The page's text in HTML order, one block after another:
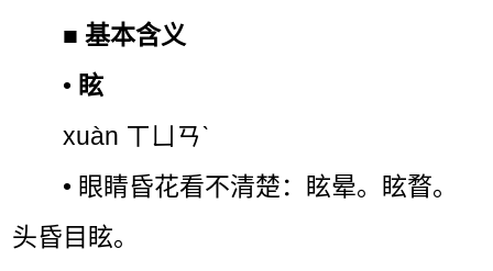
■基本含义
• 眩
xuàn ㄒㄩㄢˋ
• 眼睛昏花看不清楚：眩晕。眩瞀。
头昏目眩。